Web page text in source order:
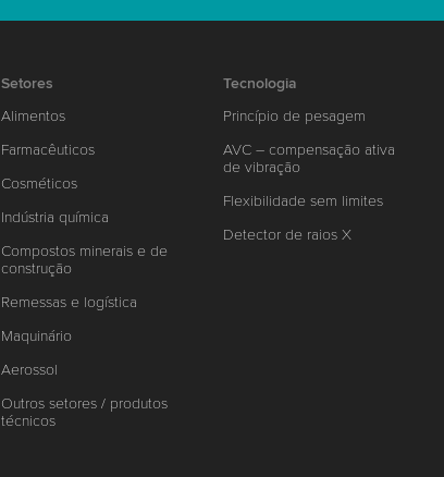
Setores
Alimentos
Farmacêuticos
Cosméticos
Indústria química
Compostos minerais e de
construção
Remessas e logística
Maquinário
Aerossol
Outros setores / produtos
técnicos
Tecnologia
Princípio de pesagem
AVC – compensação ativa
de vibração
Flexibilidade sem limites
Detector de raios X